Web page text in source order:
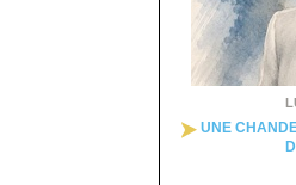
UNE